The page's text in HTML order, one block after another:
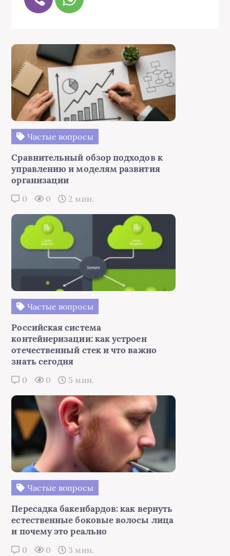
Частые вопросы
Сравнительный обзор подходов к
управлению и моделям развития
организации
0 0 2 мин.
Частые вопросы
Российская система
контейнеризации: как устроен
отечественный стек и что важно
знать сегодня
0 0 5 мин.
Частые вопросы
Пересадка бакенбардов: как вернуть
естественные боковые волосы лица
и почему это реально
0 0 3 мин.